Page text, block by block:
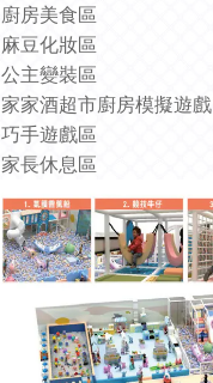
廚房美食區
麻豆化妝區
公主變裝區
家家酒超市廚房模擬遊戲
巧手遊戲區
家長休息區